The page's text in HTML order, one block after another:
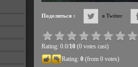
Поделиться : в Twitter
Rating: 0.0/10(0 votes cast)
Rating: 0(from 0 votes)